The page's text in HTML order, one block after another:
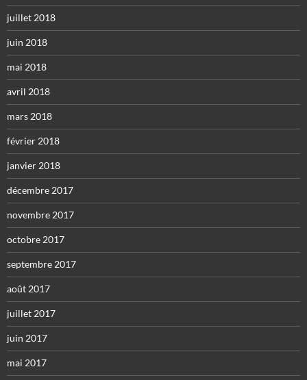
juillet 2018
juin 2018
mai 2018
avril 2018
mars 2018
février 2018
janvier 2018
décembre 2017
novembre 2017
octobre 2017
septembre 2017
août 2017
juillet 2017
juin 2017
mai 2017